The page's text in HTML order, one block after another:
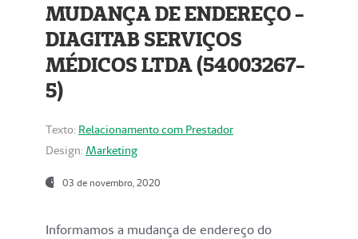
MUDANÇA DE ENDEREÇO -
DIAGITAB SERVIÇOS
MÉDICOS LTDA (54003267-
5)
Texto: Relacionamento com Prestador
Design: Marketing
03 de novembro, 2020
Informamos a mudança de endereço do